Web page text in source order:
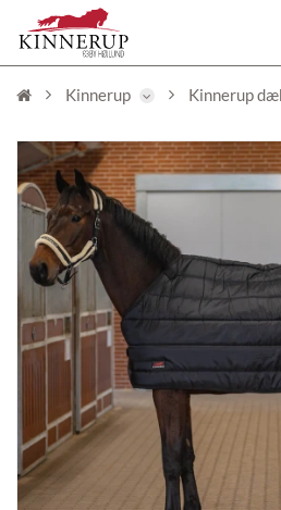
Kinnerup Kinnerup